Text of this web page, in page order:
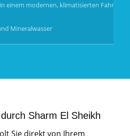
einem modernen, klimatisierten Fahrzeug.
Mineralwasser
Sharm El Sheikh
Sie direkt von Ihrem